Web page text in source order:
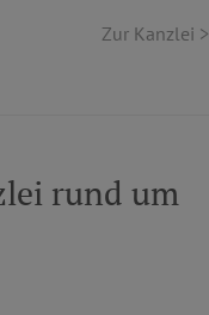
Zur Kanzlei >
rund um